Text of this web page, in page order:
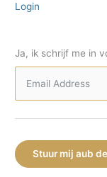
Login
Ja, ik schrijf me in
Stuur mij aub